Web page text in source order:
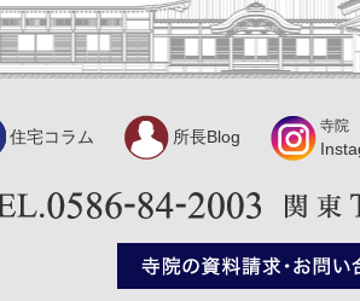
住宅コラム 所長Blog
寺院